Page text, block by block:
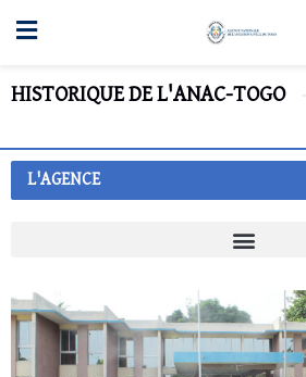
HISTORIQUE DE L'ANAC-TOGO
L'AGENCE